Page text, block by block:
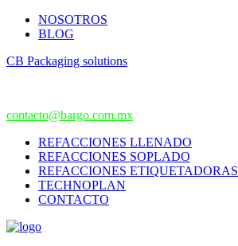
NOSOTROS
BLOG
CB Packaging solutions
contacto@bargo.com.mx
REFACCIONES LLENADO
REFACCIONES SOPLADO
REFACCIONES ETIQUETADORAS
TECHNOPLAN
CONTACTO